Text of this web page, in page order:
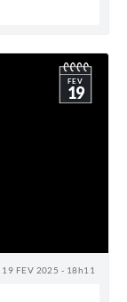
19 FEV 2025 - 18h11
FEV
19